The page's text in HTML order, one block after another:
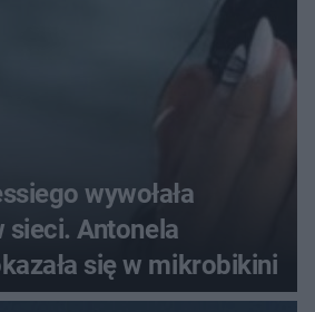
wywołała
sieci. Antonela
się w mikrobikini